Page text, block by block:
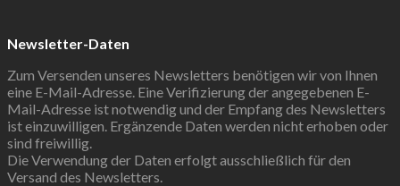
Newsletter-Daten
Zum Versenden unseres Newsletters benötigen wir von Ihnen
eine E-Mail-Adresse. Eine Verifizierung der angegebenen E-
Mail-Adresse ist notwendig und der Empfang des Newsletters
ist einzuwilligen. Ergänzende Daten werden nicht erhoben oder
sind freiwillig.
Die Verwendung der Daten erfolgt ausschließlich für den
Versand des Newsletters.